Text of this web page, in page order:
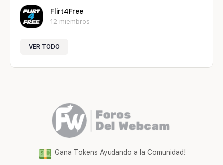
Flirt4Free
12 miembros
VER TODO
Gana Tokens Ayudando a la Comunidad!